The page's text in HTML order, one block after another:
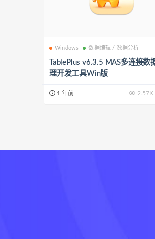
Windows 数据编辑 / 数据分析
TablePlus v6.3.5 MAS多连接数
理开发工具Win版
1 年前 2.57K